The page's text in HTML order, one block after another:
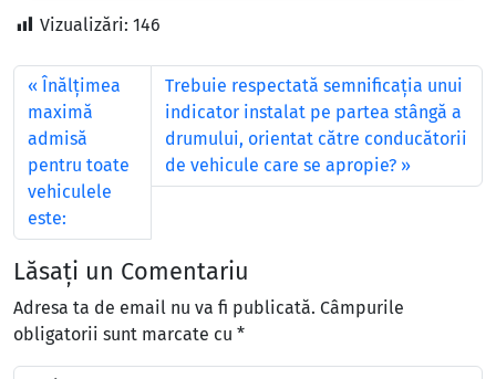
Vizualizări: 146
Înălțimea
maximă
admisă
pentru toate
vehiculele
este:
Trebuie respectată semnificaţia unui
indicator instalat pe partea stângă a
drumului, orientat către conducătorii
de vehicule care se apropie?
Lăsați un Comentariu
Adresa ta de email nu va fi publicată. Câmpurile
obligatorii sunt marcate cu *